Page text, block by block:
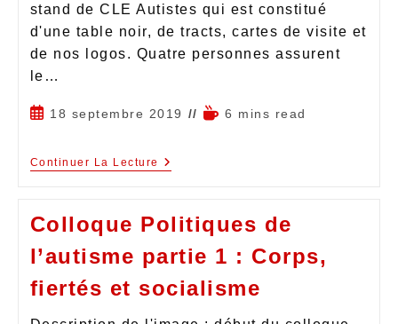
stand de CLE Autistes qui est constitué
d'une table noir, de tracts, cartes de visite et
de nos logos. Quatre personnes assurent
le…
18 septembre 2019 6 mins read
Continuer La Lecture
Colloque Politiques de
l’autisme partie 1 : Corps,
fiertés et socialisme